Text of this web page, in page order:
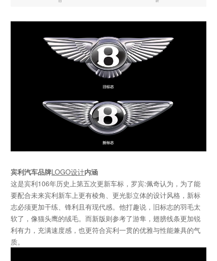
宾利汽车品牌LOGO设计内涵
这是宾利106年历史上第五次更新车标，罗宾:佩奇认为，为了能
要配合未来宾利新车上更有棱角、更光影立体的设计风格，新标
志必须更加干练、锋利且有现代感。他打趣说，旧标志的羽毛太
软了，像猫头鹰的绒毛。而新版则参考了游隼，翅膀线条更加锐
利有力，充满速度感，也更符合宾利一贯的优雅与性能兼具的气
质。